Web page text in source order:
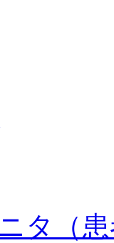
タ（